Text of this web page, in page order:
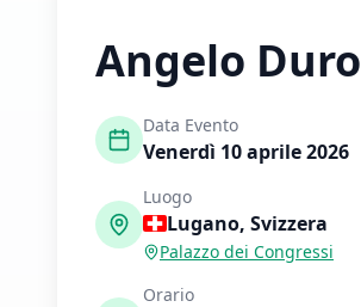
Angelo Duro
Data Evento
Venerdì 10 aprile 2026
Luogo
Lugano, Svizzera
Palazzo dei Congressi
Orario